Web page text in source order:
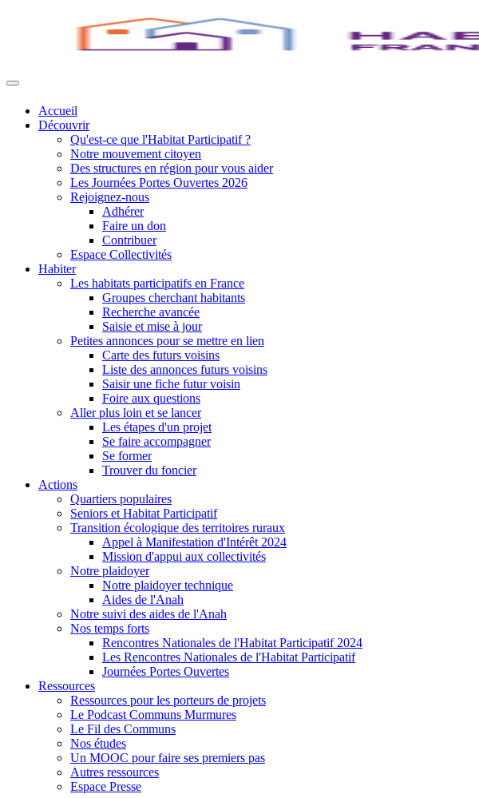
Accueil
Découvrir
Qu'est-ce que l'Habitat Participatif ?
Notre mouvement citoyen
Des structures en région pour vous aider
Les Journées Portes Ouvertes 2026
Rejoignez-nous
Adhérer
Faire un don
Contribuer
Espace Collectivités
Habiter
Les habitats participatifs en France
Groupes cherchant habitants
Recherche avancée
Saisie et mise à jour
Petites annonces pour se mettre en lien
Carte des futurs voisins
Liste des annonces futurs voisins
Saisir une fiche futur voisin
Foire aux questions
Aller plus loin et se lancer
Les étapes d'un projet
Se faire accompagner
Se former
Trouver du foncier
Actions
Quartiers populaires
Seniors et Habitat Participatif
Transition écologique des territoires ruraux
Appel à Manifestation d'Intérêt 2024
Mission d'appui aux collectivités
Notre plaidoyer
Notre plaidoyer technique
Aides de l'Anah
Notre suivi des aides de l'Anah
Nos temps forts
Rencontres Nationales de l'Habitat Participatif 2024
Les Rencontres Nationales de l'Habitat Participatif
Journées Portes Ouvertes
Ressources
Ressources pour les porteurs de projets
Le Podcast Communs Murmures
Le Fil des Communs
Nos études
Un MOOC pour faire ses premiers pas
Autres ressources
Espace Presse